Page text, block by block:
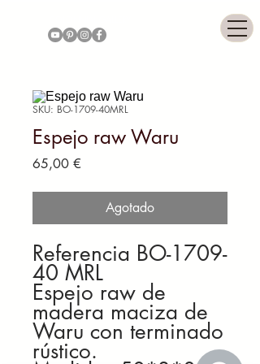
SKU: BO-1709-40MRL
Espejo raw Waru
65,00 €
Agotado
Referencia BO-1709-
40 MRL
Espejo raw de
madera maciza de
Waru con terminado
rústico.